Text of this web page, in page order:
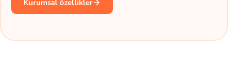
Kurumsal özellikler